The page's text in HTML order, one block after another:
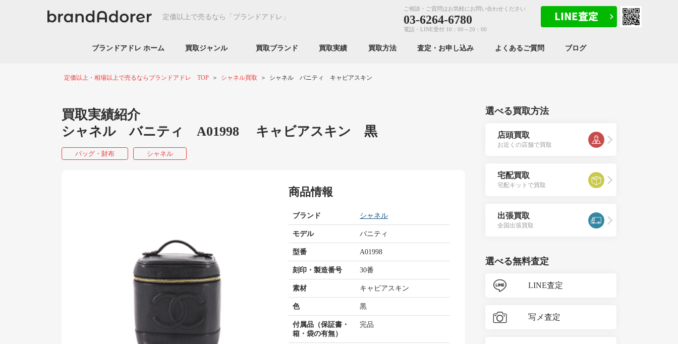
定価以上で売るなら 「ブランドアドレ」
ご相談・ご質問はお気軽にお問い合わせください
03-6264-6780
電話・LINE受付 10：00～20：00
ブランドアドレ ホーム 買取ジャンル 買取ブランド 買取実績 買取方法 査定・お申し込み よくあるご質問 ブログ
定価以上・相場以上で売るならブランドアドレ TOP シャネル買取 シャネル バニティ キャビアスキン
買取実績紹介
シャネル バニティ A01998 キャビアスキン 黒
バッグ・財布 シャネル
商品情報
ブランド シャネル
モデル バニティ
型番 A01998
刻印・製造番号 30番
素材 キャビアスキン
色 黒
付属品（保証書・
箱・袋の有無）
完品
選べる買取方法
店頭買取
お近くの店舗で買取
宅配買取
宅配キットで買取
出張買取
全国出張買取
選べる無料査定
LINE査定
写メ査定